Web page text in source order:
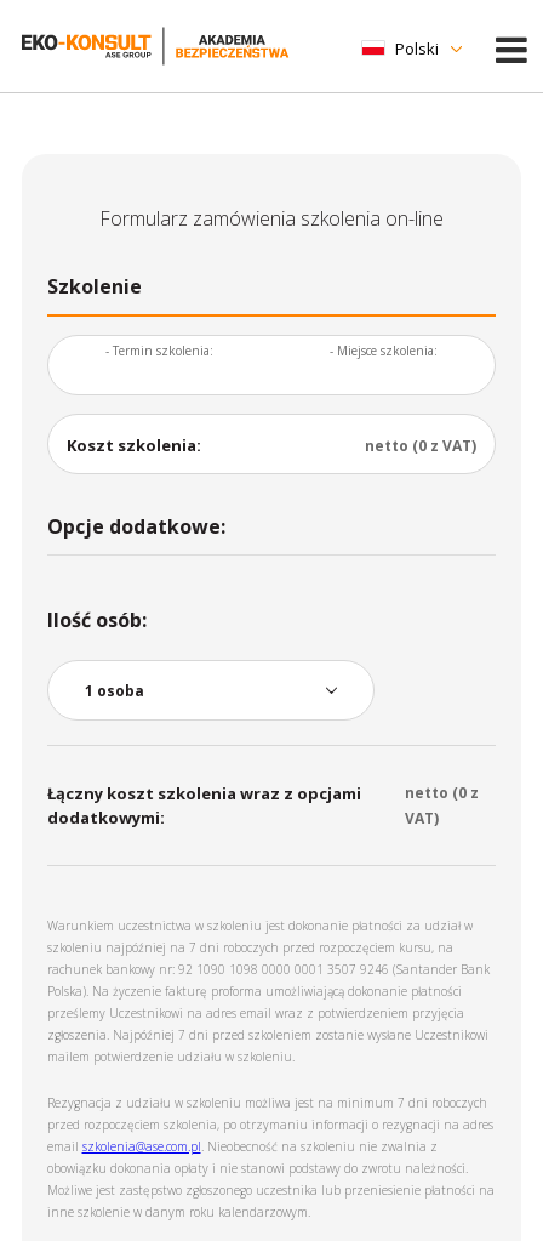
Polski
Formularz zamówienia szkolenia on-line
Szkolenie
- Termin szkolenia: - Miejsce szkolenia:
Koszt szkolenia: netto (0 z VAT)
Opcje dodatkowe:
Ilość osób:
Łączny koszt szkolenia wraz z opcjami
dodatkowymi:
netto (0z
VAT)
Warunkiem uczestnictwa w szkoleniu jest dokonanie płatności za udział w
szkoleniu najpóźniej na 7 dni roboczych przed rozpoczęciem kursu, na
rachunek bankowy nr: 92 1090 1098 0000 0001 3507 9246 (Santander Bank
Polska). Na życzenie fakturę proforma umożliwiającą dokonanie płatności
prześlemy Uczestnikowi na adres email wraz z potwierdzeniem przyjęcia
zgłoszenia. Najpóźniej 7 dni przed szkoleniem zostanie wysłane Uczestnikowi
mailem potwierdzenie udziału w szkoleniu.
Rezygnacja z udziału w szkoleniu możliwa jest na minimum 7 dni roboczych
przed rozpoczęciem szkolenia, po otrzymaniu informacji o rezygnacji na adres
email szkolenia@ase.com.pl. Nieobecność na szkoleniu nie zwalnia z
obowiązku dokonania opłaty i nie stanowi podstawy do zwrotu należności.
Możliwe jest zastępstwo zgłoszonego uczestnika lub przeniesienie płatności na
inne szkolenie w danym roku kalendarzowym.